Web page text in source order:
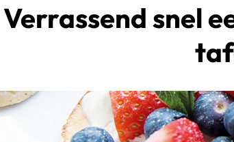
Verrassend snel